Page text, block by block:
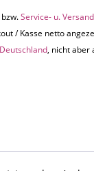
bzw.Service- u.
/ Kasse netto
, nicht aber